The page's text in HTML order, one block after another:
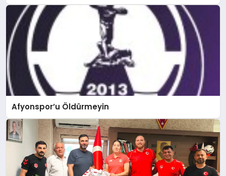
Afyonspor’u Öldürmeyin